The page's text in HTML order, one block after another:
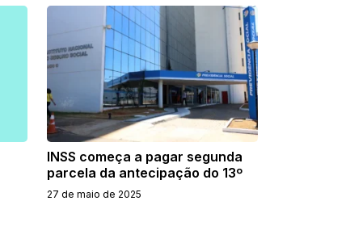
INSS começa a pagar segunda
parcela da antecipação do 13º
27 de maio de 2025